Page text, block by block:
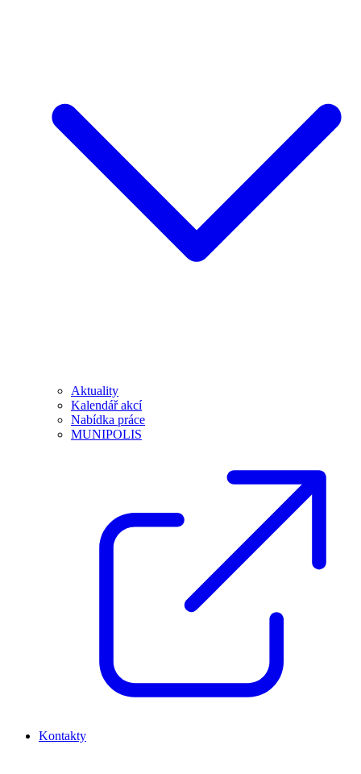
Aktuality
Kalendář akcí
Nabídka práce
MUNIPOLIS
Kontakty